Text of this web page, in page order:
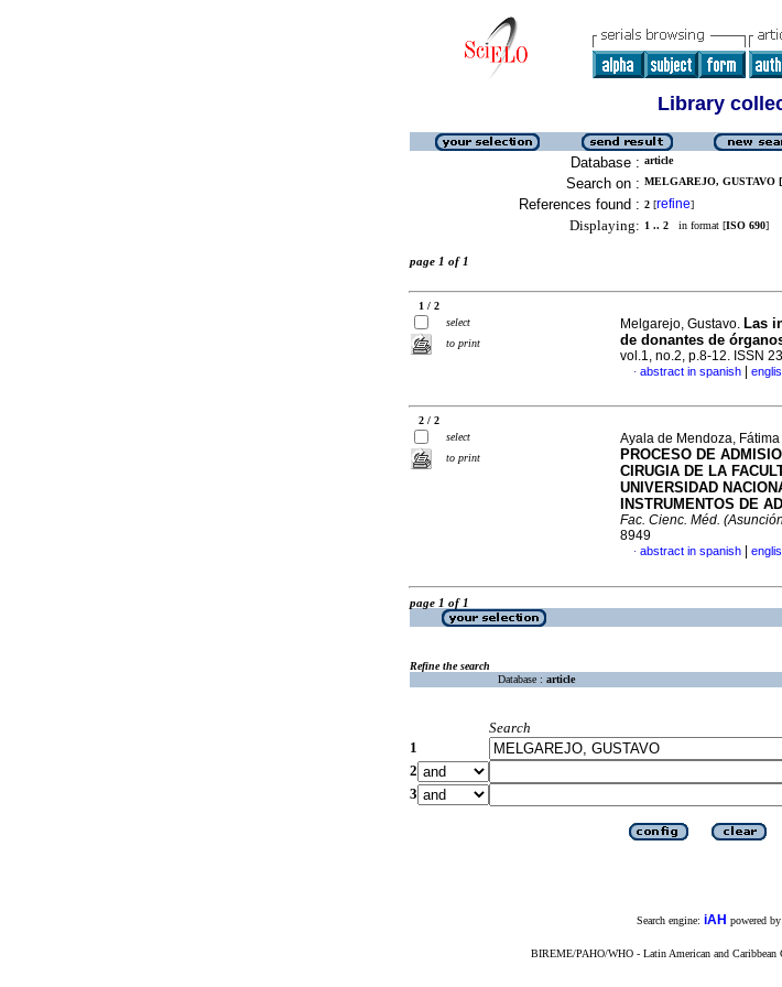
Library
Database : article
Search on : MELGAREJO, GUSTAVO
References found : 2 [refine]
Displaying: 1 .. 2 in format [ISO 690]
page 1 of 1
1 / 2
select
to print
Melgarejo, Gustavo. Las
de donantes de
vol.1, no.2, p.8-12. ISSN
· abstract in spanish
2 / 2
select
to print
Ayala de Mendoza, Fátima
PROCESO DE
CIRUGIA DE LA
UNIVERSIDAD
INSTRUMENTOS DE
Fac. Cienc. Méd.
8949
· abstract in spanish
page 1 of 1
Refine the search
Database : article
Search
1
2
3
Search engine: iAH powered by
BIREME/PAHO/WHO - Latin American and Caribbean